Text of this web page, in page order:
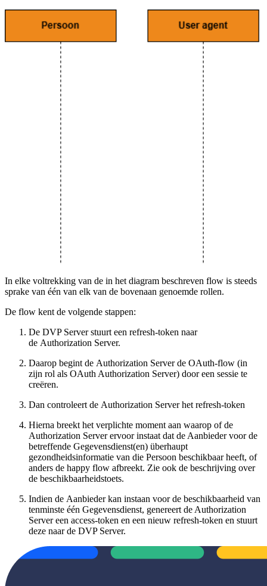
In elke voltrekking van de in het diagram beschreven flow is steeds
sprake van één van elk van de bovenaan genoemde rollen.
De flow kent de volgende stappen:
De DVP Server stuurt een refresh-token naar
de Authorization Server.
Daarop begint de Authorization Server de OAuth-flow (in
zijn rol als OAuth Authorization Server) door een sessie te
creëren.
Dan controleert de Authorization Server het refresh-token
Hierna breekt het verplichte moment aan waarop of de
Authorization Server ervoor instaat dat de Aanbieder voor de
betreffende Gegevensdienst(en) überhaupt
gezondheidsinformatie van die Persoon beschikbaar heeft, of
anders de happy flow afbreekt. Zie ook de beschrijving over
de beschikbaarheidstoets.
Indien de Aanbieder kan instaan voor de beschikbaarheid van
tenminste één Gegevensdienst, genereert de Authorization
Server een access-token en een nieuw refresh-token en stuurt
deze naar de DVP Server.